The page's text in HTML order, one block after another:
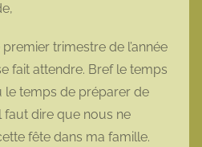
trimestre de l’année
fait attendre. Bref le temps
le temps de préparer de
faut dire que nous ne
fête dans ma famille.